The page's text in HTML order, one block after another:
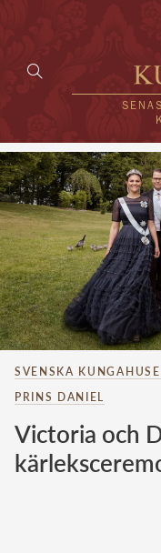
SVENSKA
PRINS DANIEL
Victoria och